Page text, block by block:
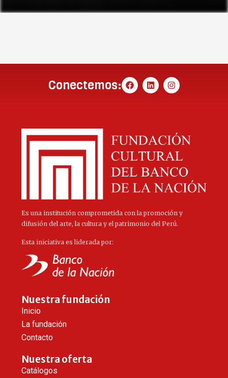
Conectemos:
Es una institución comprometida con la promoción y
difusión del arte, la cultura y el patrimonio del Perú.
Esta iniciativa es liderada por:
Nuestra fundación
Inicio
La fundación
Contacto
Nuestra oferta
Catálogos